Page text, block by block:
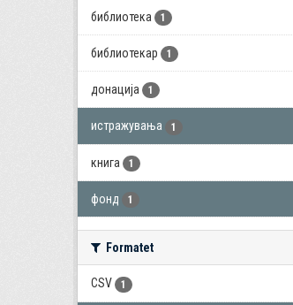
библиотека 1
библиотекар 1
донација 1
истражувања 1
книга 1
фонд 1
Formatet
CSV 1